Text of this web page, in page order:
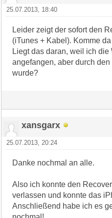
25.07.2013, 18:40
Leider zeigt der sofort den
(iTunes + Kabel). Komme
Liegt das daran, weil ich
angefangen, aber durch
wurde?
xansgarx
25.07.2013, 20:24
Danke nochmal an alle.
Also ich konnte den
verlassen und konnte das
Anschließend habe ich es